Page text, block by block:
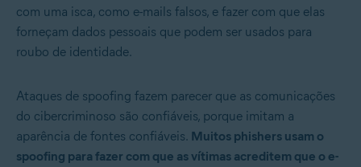
com uma isca, como e-mails falsos, e fazer com que elas
forneçam dados pessoais que podem ser usados para
roubo de identidade.
Ataques de spoofing fazem parecer que as comunicações
do cibercriminoso são confiáveis, porque imitam a
aparência de fontes confiáveis. Muitos phishers usam o
spoofing para fazer com que as vítimas acreditem que o e-